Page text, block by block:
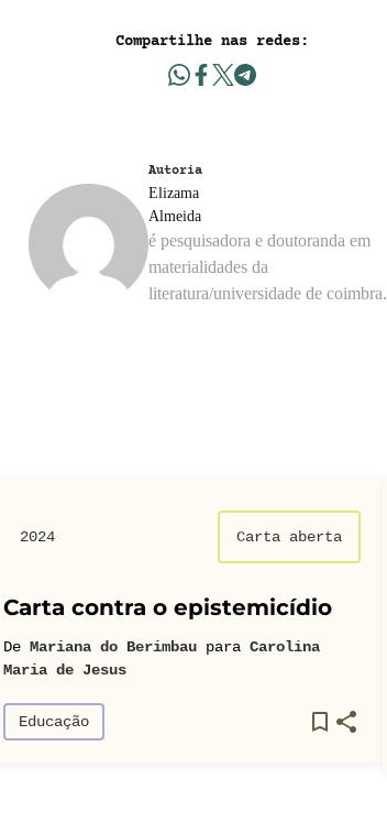
Compartilhe nas redes:
Autoria
Elizama
Almeida
é pesquisadora e doutoranda em
materialidades da
literatura/universidade de coimbra.
2024 Carta aberta
Carta contra o epistemicídio
De Mariana do Berimbau para Carolina
Maria de Jesus
Educação